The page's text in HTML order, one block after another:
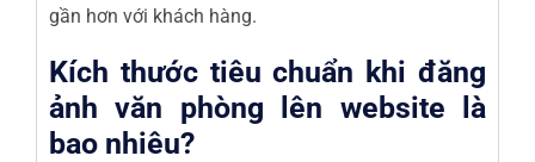
gần hơn với khách hàng.
Kích thước tiêu chuẩn khi đăng
ảnh văn phòng lên website là
bao nhiêu?